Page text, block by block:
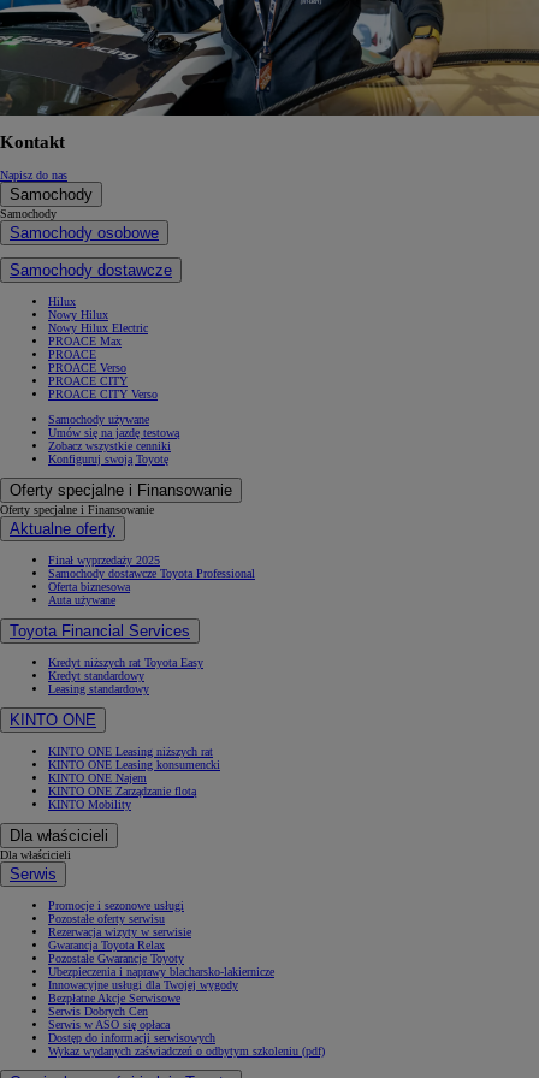
Kontakt
Napisz do nas
Samochody
Samochody
Samochody osobowe
Samochody dostawcze
Hilux
Nowy Hilux
Nowy Hilux Electric
PROACE Max
PROACE
PROACE Verso
PROACE CITY
PROACE CITY Verso
Samochody używane
Umów się na jazdę testową
Zobacz wszystkie cenniki
Konfiguruj swoją Toyotę
Oferty specjalne i Finansowanie
Oferty specjalne i Finansowanie
Aktualne oferty
Finał wyprzedaży 2025
Samochody dostawcze Toyota Professional
Oferta biznesowa
Auta używane
Toyota Financial Services
Kredyt niższych rat Toyota Easy
Kredyt standardowy
Leasing standardowy
KINTO ONE
KINTO ONE Leasing niższych rat
KINTO ONE Leasing konsumencki
KINTO ONE Najem
KINTO ONE Zarządzanie flotą
KINTO Mobility
Dla właścicieli
Dla właścicieli
Serwis
Promocje i sezonowe usługi
Pozostałe oferty serwisu
Rezerwacja wizyty w serwisie
Gwarancja Toyota Relax
Pozostałe Gwarancje Toyoty
Ubezpieczenia i naprawy blacharsko-lakiernicze
Innowacyjne usługi dla Twojej wygody
Bezpłatne Akcje Serwisowe
Serwis Dobrych Cen
Serwis w ASO się opłaca
Dostęp do informacji serwisowych
Wykaz wydanych zaświadczeń o odbytym szkoleniu (pdf)